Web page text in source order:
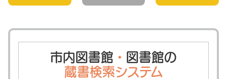
市内図書館 ・ 図書館の
蔵書検索システム